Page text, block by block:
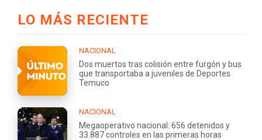
LO MÁS RECIENTE
NACIONAL
Dos muertos tras colisión entre furgón y bus
que transportaba a juveniles de Deportes
Temuco
NACIONAL
Megaoperativo nacional: 656 detenidos y
33.887 controles en las primeras horas